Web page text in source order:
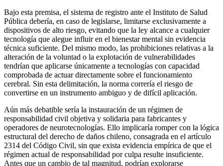
Bajo esta premisa, el sistema de registro ante el Instituto de Salud
Pública debería, en caso de legislarse, limitarse exclusivamente a
dispositivos de alto riesgo, evitando que la ley alcance a cualquier
tecnología que alegue influir en el bienestar mental sin evidencia
técnica suficiente. Del mismo modo, las prohibiciones relativas a la
alteración de la voluntad o la explotación de vulnerabilidades
tendrían que aplicarse únicamente a tecnologías con capacidad
comprobada de actuar directamente sobre el funcionamiento
cerebral. Sin esta delimitación, la norma correría el riesgo de
convertirse en un instrumento ambiguo y de difícil aplicación.
Aún más debatible sería la instauración de un régimen de
responsabilidad civil objetiva y solidaria para fabricantes y
operadores de neurotecnologías. Ello implicaría romper con la lógica
estructural del derecho de daños chileno, consagrada en el artículo
2314 del Código Civil, sin que exista evidencia empírica de que el
régimen actual de responsabilidad por culpa resulte insuficiente.
Antes que un cambio de tal magnitud, podrían explorarse